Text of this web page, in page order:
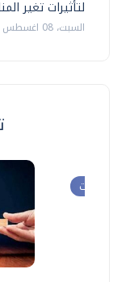
لتأثيرات تغير
السبت، 08 اغسطس 2026 01:33 م
وحوارات